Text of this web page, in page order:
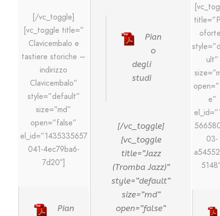
[/vc_toggle]
[vc_toggle title=”
Clavicembalo e
tastiere storiche –
indirizzo
Clavicembalo”
style=”default”
size=”md”
open=”false”
el_id=”1435335657
041-4ec79ba6-
7d20″]
Pian
Pian
o
degli
studi
[/vc_toggle]
[vc_toggle
title=”Jazz
(Tromba Jazz)”
style=”default”
size=”md”
open=”false”
ult”
e”
03-